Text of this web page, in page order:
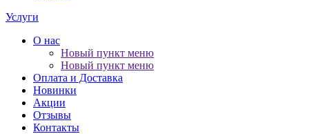
Услуги
О нас
Новый пункт меню
Новый пункт меню
Оплата и Доставка
Новинки
Акции
Отзывы
Контакты